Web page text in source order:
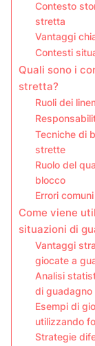
Contesto
stretta
Vantaggi
Contesti
Quali sono i
stretta?
Ruoli dei
Tecniche di
strette
Ruolo del
blocco
Errori
Come viene
situazioni di
Vantaggi
giocate a
Analisi
di guadagno
Esempi di
utilizzando
Strategie